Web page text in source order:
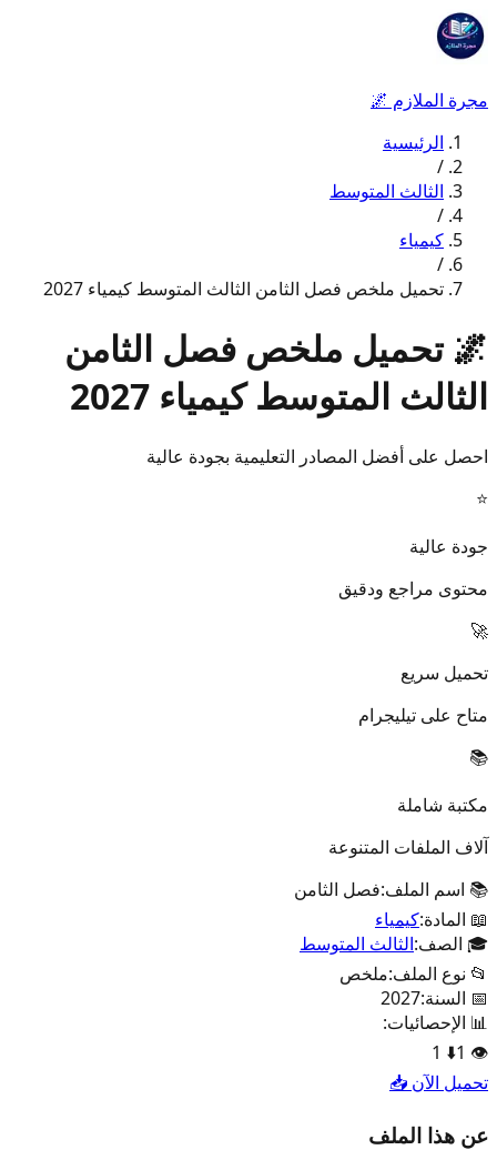
مجرة الملازم 🌌
الرئيسية
/
الثالث المتوسط
/
كيمياء
/
تحميل ملخص فصل الثامن الثالث المتوسط كيمياء 2027
🌌 تحميل ملخص فصل الثامن
الثالث المتوسط كيمياء 2027
احصل على أفضل المصادر التعليمية بجودة عالية
⭐
جودة عالية
محتوى مراجع ودقيق
🚀
تحميل سريع
متاح على تيليجرام
📚
مكتبة شاملة
آلاف الملفات المتنوعة
📚 اسم الملف:فصل الثامن
📖 المادة:كيمياء
🎓 الصف:الثالث المتوسط
📂 نوع الملف:ملخص
📅 السنة:2027
📊 الإحصائيات:
👁️
1
⬇️
1
تحميل الآن 📥
عن هذا الملف